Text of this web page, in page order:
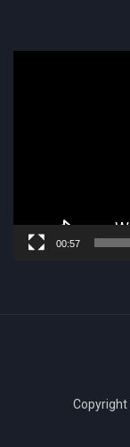
00:57